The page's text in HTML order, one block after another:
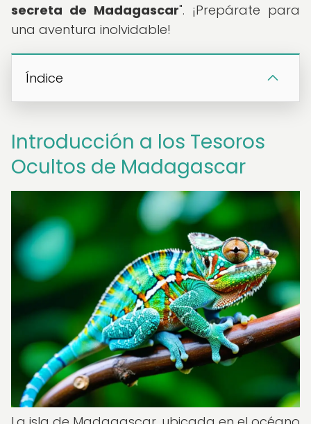
secreta de Madagascar". ¡Prepárate para
una aventura inolvidable!
Índice
Introducción a los Tesoros
Ocultos de Madagascar